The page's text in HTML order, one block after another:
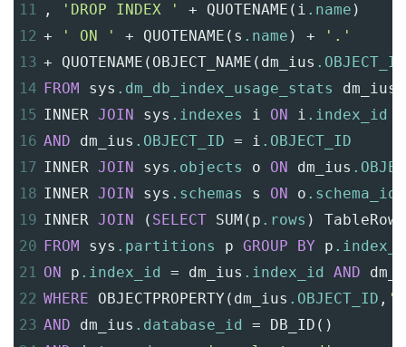
11
, 'DROP INDEX ' + QUOTENAME ( i .name )
12 + ' ON ' + QUOTENAME ( s .name ) +
'.'
13 + QUOTENAME ( OBJECT_NAME ( dm_ius .OBJECT_ID
14 FROM sys .dm_db_index_usage_stats
dm_ius
15 INNER JOIN sys .indexes i ON i .index_id
16 AND dm_ius .OBJECT_ID = i .OBJECT_ID
17 INNER JOIN sys .objects o ON dm_ius
18 INNER JOIN sys .schemas s ON o .schema_id
19 INNER JOIN ( SELECT SUM ( p .rows )
TableRows
20 FROM sys .partitions p GROUP BY p
21 ON p .index_id = dm_ius .index_id AND
22 WHERE OBJECTPROPERTY ( dm_ius .OBJECT_ID ,
23 AND dm_ius .database_id = DB_ID ()